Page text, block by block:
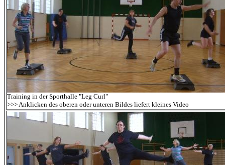
Training in der Sporthalle "Leg Curl"
>>> Anklicken des oberen oder unteren Bildes liefert kleines Video